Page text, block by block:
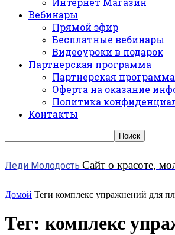
Вебинары
Прямой эфир
Бесплатные вебинары
Видеоуроки в подарок
Партнерская программа
Партнерская программа
Оферта на оказание
Политика
Контакты
Леди Молодость Сайт о красоте,
Домой Теги комплекс упражнений для
Тег: комплекс